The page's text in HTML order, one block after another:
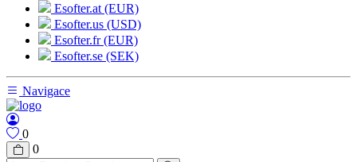
Esofter.at (EUR)
Esofter.us (USD)
Esofter.fr (EUR)
Esofter.se (SEK)
Navigace
0
0